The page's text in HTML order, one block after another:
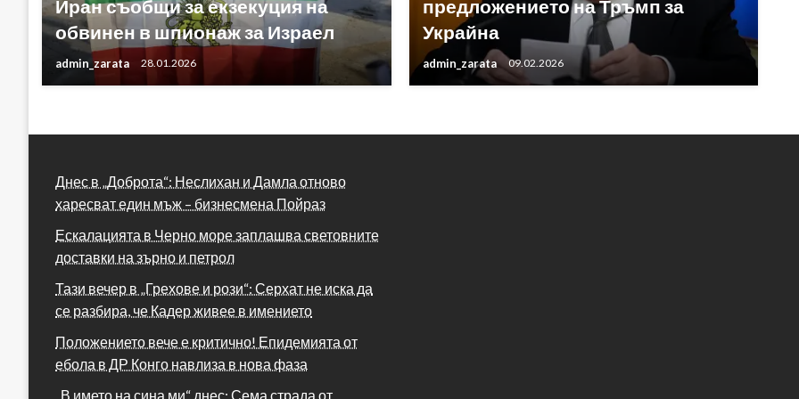
Иран съобщи за екзекуция на
обвинен в шпионаж за Израел
admin_zarata 28.01.2026
предложението на Тръмп за
Украйна
admin_zarata 09.02.2026
Днес в „Доброта“: Неслихан и Дамла отново
харесват един мъж – бизнесмена Пойраз
Ескалацията в Черно море заплашва световните
доставки на зърно и петрол
Тази вечер в „Грехове и рози“: Серхат не иска да
се разбира, че Кадер живее в имението
Положението вече е критично! Епидемията от
ебола в ДР Конго навлиза в нова фаза
„В името на сина ми“ днес: Сема страда от